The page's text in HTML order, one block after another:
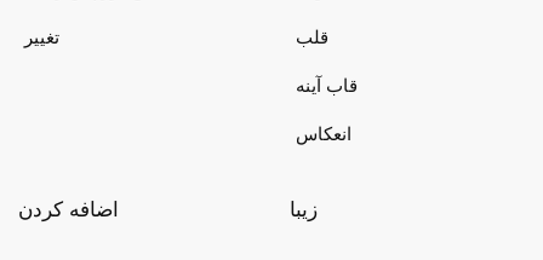
تغییر قلب
قاب آینه
انعکاس
اضافه کردن زیبا